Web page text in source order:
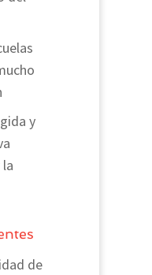
y
de